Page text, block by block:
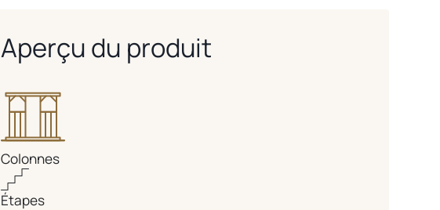
Aperçu du produit
Colonnes
Étapes